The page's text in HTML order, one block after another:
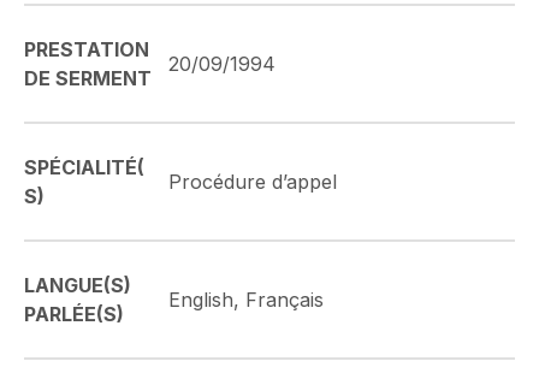
PRESTATION
DE SERMENT
20/09/1994
SPÉCIALITÉ(
S)
Procédure d’appel
LANGUE(S)
PARLÉE(S)
English, Français